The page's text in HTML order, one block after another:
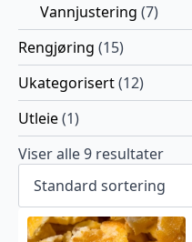
Vannjustering (7)
Rengjøring (15)
Ukategorisert(12)
Utleie(1)
Viser alle 9 resultater